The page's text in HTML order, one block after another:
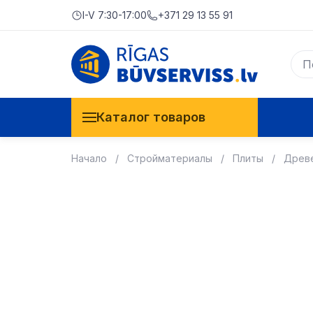
I-V 7:30-17:00 +371 29 13 55 91
Каталог товаров
Начало Стройматериалы Плиты